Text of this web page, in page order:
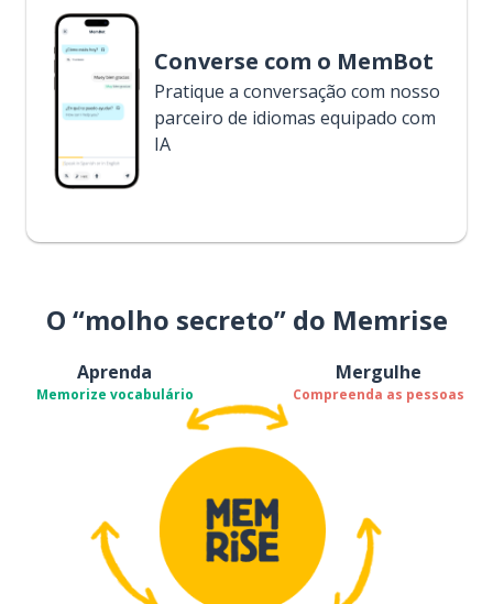
Converse com o MemBot
Pratique a conversação com nosso
parceiro de idiomas equipado com
IA
O “molho secreto” do Memrise
Aprenda
Memorize vocabulário
Mergulhe
Compreenda as pessoas